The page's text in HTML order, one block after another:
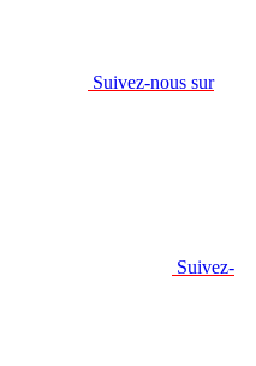
Suivez-nous sur
Suivez-